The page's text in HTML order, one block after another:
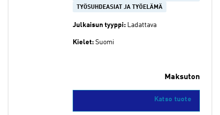
TYÖSUHDEASIAT JA TYÖELÄMÄ
Julkaisun tyyppi: Ladattava
Kielet: Suomi
Maksuton
Katso tuote